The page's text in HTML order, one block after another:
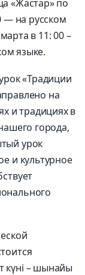
«Жастар» по
— на русском
в 11: 00 –
языке.
«Традиции
на
и традициях в
города,
урок
и культурное
күні – шынайы